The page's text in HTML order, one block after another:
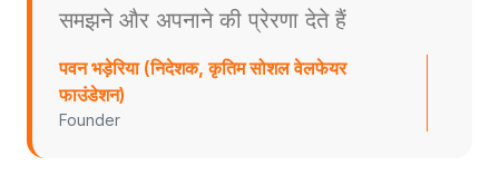
समझने और अपनाने की प्रेरणा देते हैं
पवन भड़ेरिया (निदेशक, कृतिम सोशल वेलफेयर
फाउंडेशन)
Founder